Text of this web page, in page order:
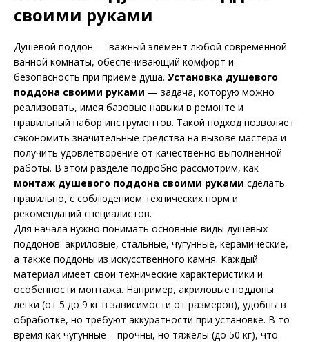
своими руками
Душевой поддон — важный элемент любой современной
ванной комнаты, обеспечивающий комфорт и
безопасность при приеме душа. Установка душевого
поддона своими руками — задача, которую можно
реализовать, имея базовые навыки в ремонте и
правильный набор инструментов. Такой подход позволяет
сэкономить значительные средства на вызове мастера и
получить удовлетворение от качественно выполненной
работы. В этом разделе подробно рассмотрим, как
монтаж душевого поддона своими руками сделать
правильно, с соблюдением технических норм и
рекомендаций специалистов.
Для начала нужно понимать основные виды душевых
поддонов: акриловые, стальные, чугунные, керамические,
а также поддоны из искусственного камня. Каждый
материал имеет свои технические характеристики и
особенности монтажа. Например, акриловые поддоны
легки (от 5 до 9 кг в зависимости от размеров), удобны в
обработке, но требуют аккуратности при установке. В то
время как чугунные – прочны, но тяжелы (до 50 кг), что